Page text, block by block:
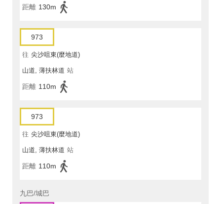
距離 130m
973
往 尖沙咀東(麼地道)
山道, 薄扶林道 站
距離 110m
973
往 尖沙咀東(麼地道)
山道, 薄扶林道 站
距離 110m
九巴/城巴